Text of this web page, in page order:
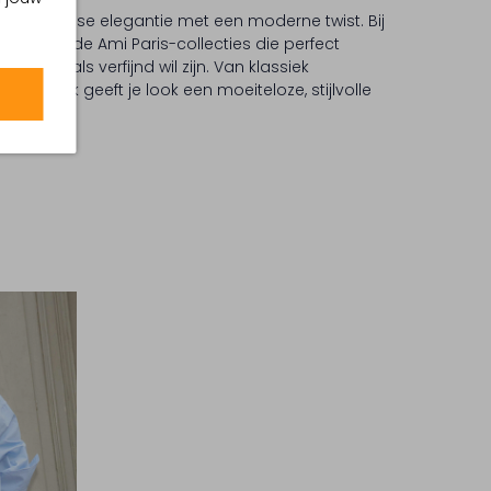
en Franse elegantie met een moderne twist. Bij
Ami Paris-collecties die perfect
als verfijnd wil zijn. Van klassiek
elk stuk geeft je look een moeiteloze, stijlvolle